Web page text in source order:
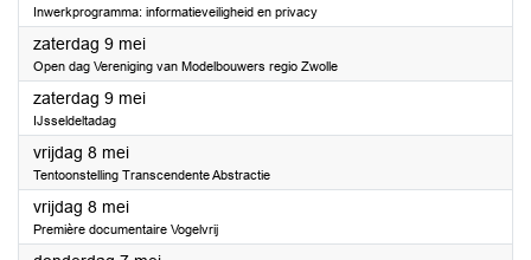
Inwerkprogramma: informatieveiligheid en privacy
zaterdag 9 mei2026
Open dag Vereniging van Modelbouwers regio Zwolle
zaterdag 9 mei2026
IJsseldeltadag
vrijdag 8 mei2026
Tentoonstelling Transcendente Abstractie
vrijdag 8 mei2026
Première documentaire Vogelvrij